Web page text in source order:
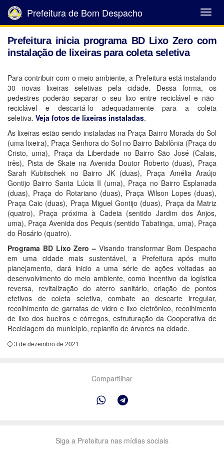
Abrir
Menu
Prefeitura de Bom Despacho
Prefeitura inicia programa BD Lixo Zero com
instalação de lixeiras para coleta seletiva
Para contribuir com o meio ambiente, a Prefeitura está instalando
30 novas lixeiras seletivas pela cidade. Dessa forma, os
pedestres poderão separar o seu lixo entre reciclável e não-
reciclável e descartá-lo adequadamente para a coleta
seletiva. Veja fotos de lixeiras instaladas.
As lixeiras estão sendo instaladas na Praça Bairro Morada do Sol
(uma lixeira), Praça Senhora do Sol no Bairro Babilônia (Praça do
Cristo, uma), Praça da Liberdade no Bairro São José (Calais,
três), Pista de Skate na Avenida Doutor Roberto (duas), Praça
Sarah Kubitschek no Bairro JK (duas), Praça Amélia Araújo
Gontijo Bairro Santa Lúcia II (uma), Praça no Bairro Esplanada
(duas), Praça do Rotariano (duas), Praça Wilson Lopes (duas),
Praça Caic (duas), Praça Miguel Gontijo (duas), Praça da Matriz
(quatro), Praça próxima à Cadeia (sentido Jardim dos Anjos,
uma), Praça Avenida dos Pequis (sentido Tabatinga, uma), Praça
do Rosário (quatro).
Programa BD Lixo Zero – Visando transformar Bom Despacho
em uma cidade mais sustentável, a Prefeitura após muito
planejamento, dará inicio a uma série de ações voltadas ao
desenvolvimento do meio ambiente, como incentivo da logística
reversa, revitalização do aterro sanitário, criação de pontos
efetivos de coleta seletiva, combate ao descarte irregular,
recolhimento de garrafas de vidro e lixo eletrônico, recolhimento
de lixo dos bueiros e córregos, estruturação da Cooperativa de
Reciclagem do município, replantio de árvores na cidade.
3 de dezembro de 2021
Compartilhar
Siga a Prefeitura nas mídias sociais